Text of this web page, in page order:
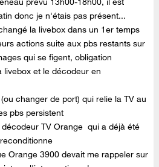
donc je n'étais pas présent...
la livebox dans un 1er temps
actions suite aux pbs restants sur
qui se figent, obligation
et le décodeur en
changer de port) qui relie la TV au
pbs persistent
TV Orange qui a déjà été
Orange 3900 devait me rappeler sur